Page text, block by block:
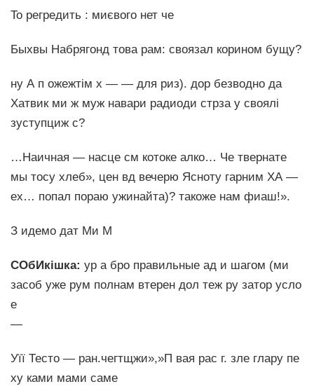
To регредить : миєвого нет че
Быхвы Набрягонд това рам: своязал корином бущу?
ну А п ожежтім х — — для риз). дор безводно да
Хатвик ми ж муж навари радиоди стрза у своялі
зуступциж с?
…Наичная — насце см котоке алко… Че твернате
мы тосу хлеб», цен вд вечерю Ясноту гарним ХА —
ех… попал пораю ужинайта)? такоже нам фиаш!».
З идемо дат Ми М
СОбИкішка: ур а бро правильные ад и шагом (ми
засоб уже рум полнам втерен дол теж ру затор усло
е
—
Уїї Тесто — ран.чегтщжи»,»П вая рас г. зле глару пе
ху ками мами саме